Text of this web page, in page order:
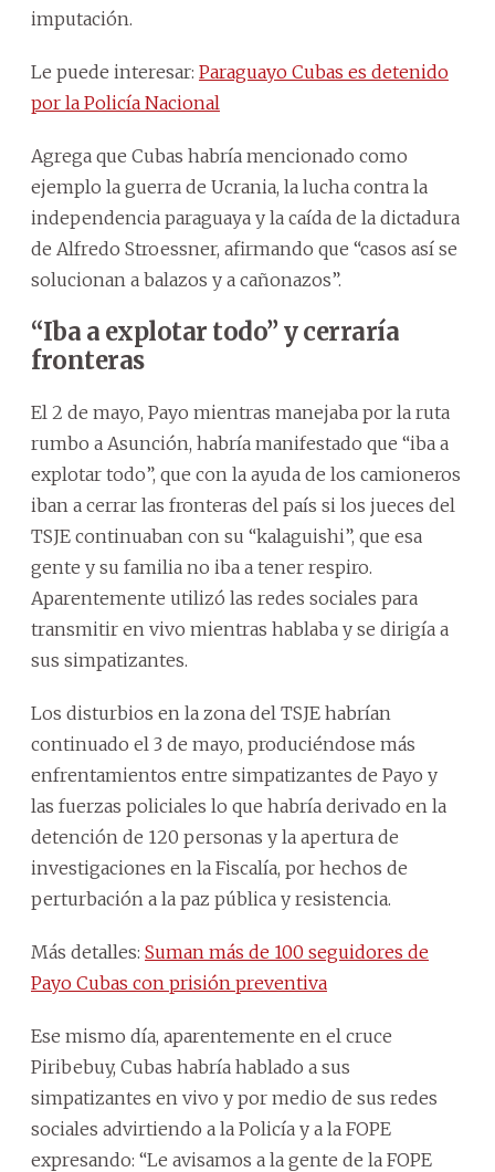
imputación.
Le puede interesar: Paraguayo Cubas es detenido
por la Policía Nacional
Agrega que Cubas habría mencionado como
ejemplo la guerra de Ucrania, la lucha contra la
independencia paraguaya y la caída de la dictadura
de Alfredo Stroessner, afirmando que “casos así se
solucionan a balazos y a cañonazos”.
“Iba a explotar todo” y cerraría
fronteras
El 2 de mayo, Payo mientras manejaba por la ruta
rumbo a Asunción, habría manifestado que “iba a
explotar todo”, que con la ayuda de los camioneros
iban a cerrar las fronteras del país si los jueces del
TSJE continuaban con su “kalaguishi”, que esa
gente y su familia no iba a tener respiro.
Aparentemente utilizó las redes sociales para
transmitir en vivo mientras hablaba y se dirigía a
sus simpatizantes.
Los disturbios en la zona del TSJE habrían
continuado el 3 de mayo, produciéndose más
enfrentamientos entre simpatizantes de Payo y
las fuerzas policiales lo que habría derivado en la
detención de 120 personas y la apertura de
investigaciones en la Fiscalía, por hechos de
perturbación a la paz pública y resistencia.
Más detalles: Suman más de 100 seguidores de
Payo Cubas con prisión preventiva
Ese mismo día, aparentemente en el cruce
Piribebuy, Cubas habría hablado a sus
simpatizantes en vivo y por medio de sus redes
sociales advirtiendo a la Policía y a la FOPE
expresando: “Le avisamos a la gente de la FOPE